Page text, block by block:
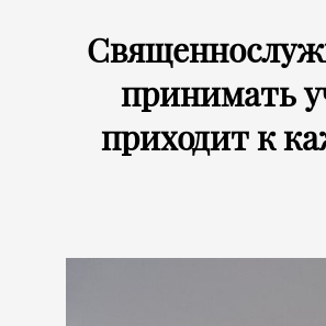
принимать
приходит к